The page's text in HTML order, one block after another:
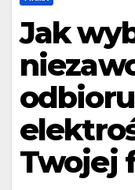
Jak
odbioru
Twojej